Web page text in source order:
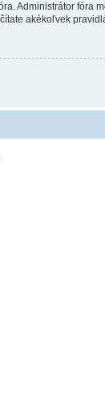
Administrátor
akékoľvek